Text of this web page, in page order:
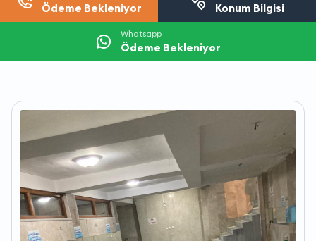
Ödeme Bekleniyor Konum Bilgisi
Whatsapp
Ödeme Bekleniyor